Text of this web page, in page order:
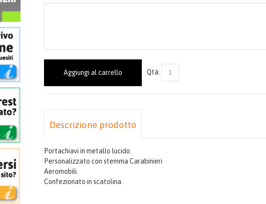
Aggiungi al carrello Qtà:
Descrizione prodotto
Portachiavi in metallo lucido.
Personalizzato con stemma Carabinieri
Aeromobili.
Confezionato in scatolina.